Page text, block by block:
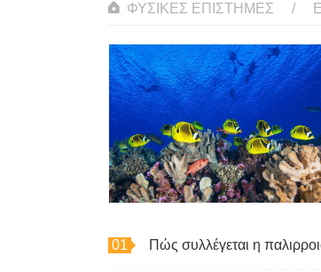
ΦΥΣΙΚΈΣ ΕΠΙΣΤΉΜΕΣ
Πώς συλλέγεται η